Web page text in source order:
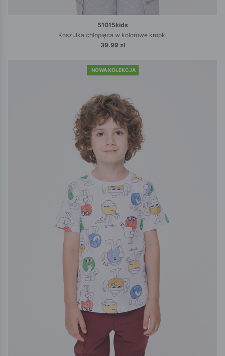
51015kids
Koszulka chłopięca w kolorowe kropki
39.99 zł
NOWA KOLEKCJA